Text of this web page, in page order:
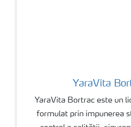
YaraVita Bortrac
YaraVita
YaraVita Bortrac este un
formulat prin impunerea